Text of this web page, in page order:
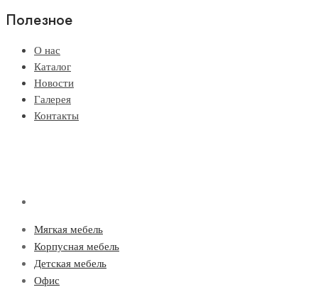
Полезное
О нас
Каталог
Новости
Галерея
Контакты
Мягкая мебель
Корпусная мебель
Детская мебель
Офис